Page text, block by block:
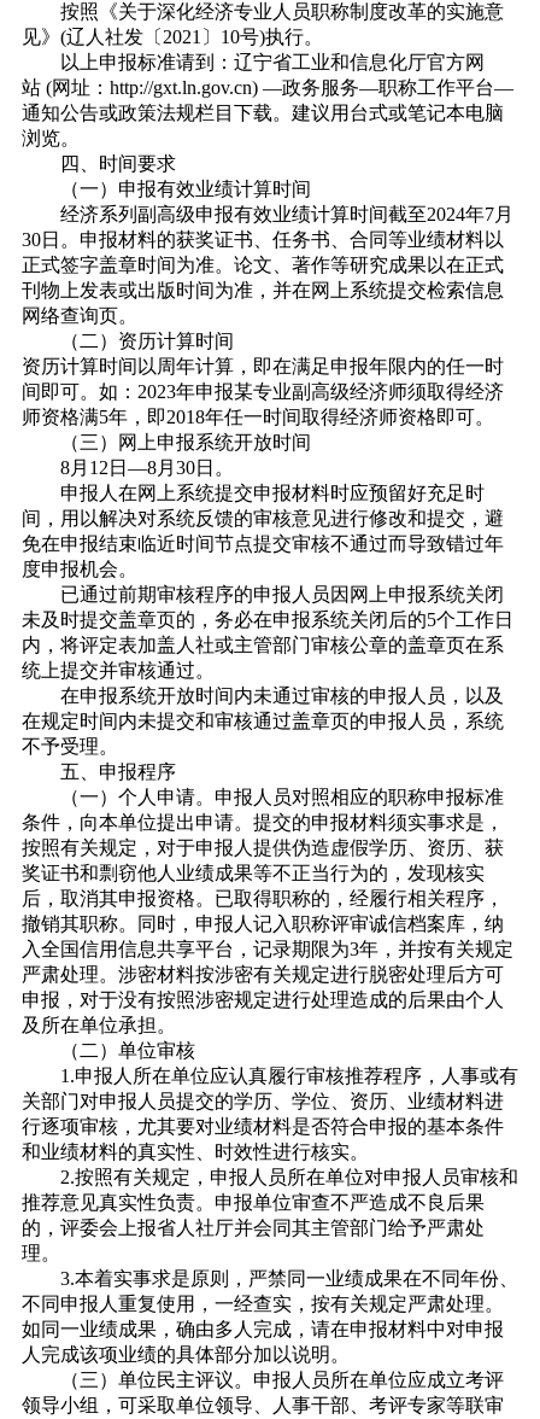
按照《关于深化经济专业人员职称制度改革的实施意
见》(辽人社发〔2021〕10号)执行。
以上申报标准请到：辽宁省工业和信息化厅官方网
站 (网址：http://gxt.ln.gov.cn) —政务服务—职称工作平台—
通知公告或政策法规栏目下载。建议用台式或笔记本电脑
浏览。
四、时间要求
（一）申报有效业绩计算时间
经济系列副高级申报有效业绩计算时间截至2024年7月
30日。申报材料的获奖证书、任务书、合同等业绩材料以
正式签字盖章时间为准。论文、著作等研究成果以在正式
刊物上发表或出版时间为准，并在网上系统提交检索信息
网络查询页。
（二）资历计算时间
资历计算时间以周年计算，即在满足申报年限内的任一时
间即可。如：2023年申报某专业副高级经济师须取得经济
师资格满5年，即2018年任一时间取得经济师资格即可。
（三）网上申报系统开放时间
8月12日—8月30日。
申报人在网上系统提交申报材料时应预留好充足时
间，用以解决对系统反馈的审核意见进行修改和提交，避
免在申报结束临近时间节点提交审核不通过而导致错过年
度申报机会。
已通过前期审核程序的申报人员因网上申报系统关闭
未及时提交盖章页的，务必在申报系统关闭后的5个工作日
内，将评定表加盖人社或主管部门审核公章的盖章页在系
统上提交并审核通过。
在申报系统开放时间内未通过审核的申报人员，以及
在规定时间内未提交和审核通过盖章页的申报人员，系统
不予受理。
五、申报程序
（一）个人申请。申报人员对照相应的职称申报标准
条件，向本单位提出申请。提交的申报材料须实事求是，
按照有关规定，对于申报人提供伪造虚假学历、资历、获
奖证书和剽窃他人业绩成果等不正当行为的，发现核实
后，取消其申报资格。已取得职称的，经履行相关程序，
撤销其职称。同时，申报人记入职称评审诚信档案库，纳
入全国信用信息共享平台，记录期限为3年，并按有关规定
严肃处理。涉密材料按涉密有关规定进行脱密处理后方可
申报，对于没有按照涉密规定进行处理造成的后果由个人
及所在单位承担。
（二）单位审核
1.申报人所在单位应认真履行审核推荐程序，人事或有
关部门对申报人员提交的学历、学位、资历、业绩材料进
行逐项审核，尤其要对业绩材料是否符合申报的基本条件
和业绩材料的真实性、时效性进行核实。
2.按照有关规定，申报人员所在单位对申报人员审核和
推荐意见真实性负责。申报单位审查不严造成不良后果
的，评委会上报省人社厅并会同其主管部门给予严肃处
理。
3.本着实事求是原则，严禁同一业绩成果在不同年份、
不同申报人重复使用，一经查实，按有关规定严肃处理。
如同一业绩成果，确由多人完成，请在申报材料中对申报
人完成该项业绩的具体部分加以说明。
（三）单位民主评议。申报人员所在单位应成立考评
领导小组，可采取单位领导、人事干部、考评专家等联审